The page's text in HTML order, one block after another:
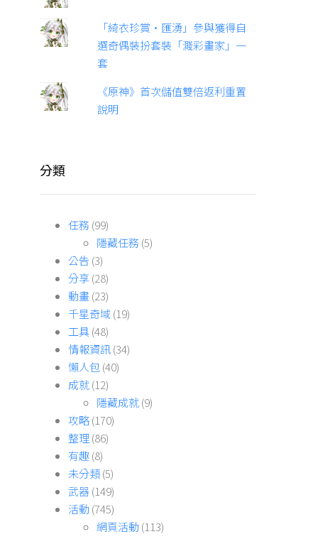
「綺衣珍賞·匯湧」參與獲得自
選奇偶裝扮套裝「濺彩畫家」一
套
《原神》首次儲值雙倍返利重置
說明
分類
任務 (99)
隱藏任務 (5)
公告 (3)
分享(28)
動畫(23)
千星奇域 (19)
工具(48)
情報資訊(34)
懶人包(40)
成就(12)
隱藏成就(9)
攻略(170)
整理(86)
有趣(8)
未分類(5)
武器(149)
活動 (745)
網頁活動 (113)